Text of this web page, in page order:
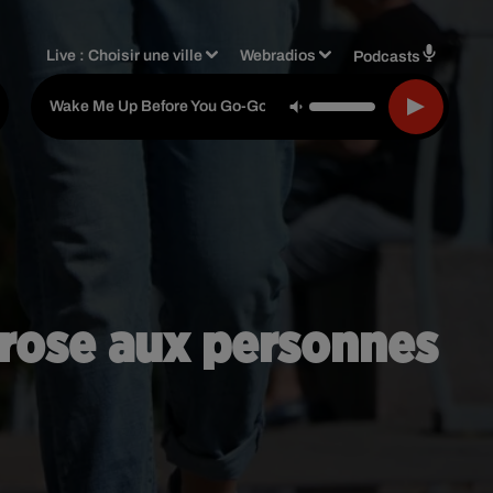
Live :Choisir une ville Webradios Podcasts
Wake Me Up Before You Go-Go Wham!
aux personnes